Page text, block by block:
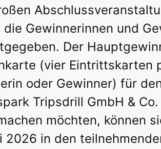
Gewinnerinnen und
Der
(vier Eintrittskarten
oder Gewinner) für
Tripsdrill GmbH & Co.
möchten, können
2026 in den